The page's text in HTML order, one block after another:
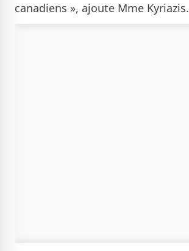
canadiens », ajoute Mme Kyriazis.